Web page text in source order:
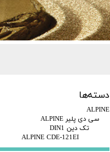
کامپوننت ALPINE
اسپیکر ALPINE
دسته‌ها
ALPINE
سی دی پلیر ALPINE
تک دین DIN1
ALPINE CDE-121EI